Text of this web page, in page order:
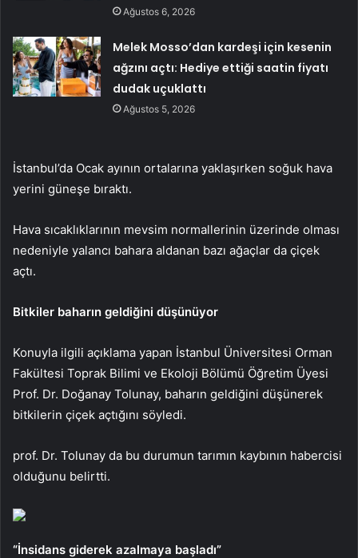
Ağustos 6, 2026
Melek Mosso’dan kardeşi için kesenin
ağzını açtı: Hediye ettiği saatin fiyatı
dudak uçuklattı
Ağustos 5, 2026
İstanbul’da Ocak ayının ortalarına yaklaşırken soğuk hava
yerini güneşe bıraktı.
Hava sıcaklıklarının mevsim normallerinin üzerinde olması
nedeniyle yalancı bahara aldanan bazı ağaçlar da çiçek
açtı.
Bitkiler baharın geldiğini düşünüyor
Konuyla ilgili açıklama yapan İstanbul Üniversitesi Orman
Fakültesi Toprak Bilimi ve Ekoloji Bölümü Öğretim Üyesi
Prof. Dr. Doğanay Tolunay, baharın geldiğini düşünerek
bitkilerin çiçek açtığını söyledi.
prof. Dr. Tolunay da bu durumun tarımın kaybının habercisi
olduğunu belirtti.
“İnsidans giderek azalmaya başladı”